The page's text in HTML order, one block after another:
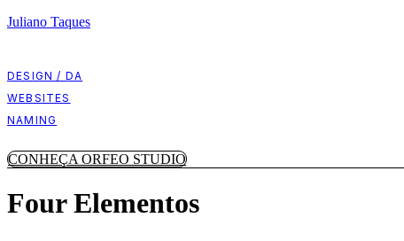
Juliano Taques
DESIGN / DA
WEBSITES
NAMING
CONHEÇA ORFEO STUDIO
Four Elementos